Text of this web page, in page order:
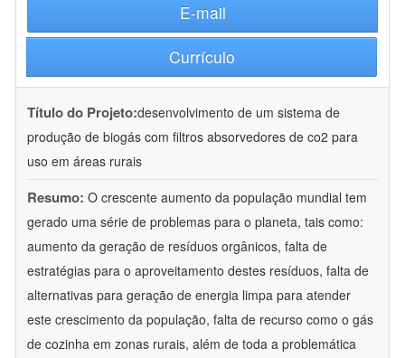
E-mail
Currículo
Título do Projeto:desenvolvimento de um sistema de
produção de biogás com filtros absorvedores de co2 para
uso em áreas rurais
Resumo: O crescente aumento da população mundial tem
gerado uma série de problemas para o planeta, tais como:
aumento da geração de resíduos orgânicos, falta de
estratégias para o aproveitamento destes resíduos, falta de
alternativas para geração de energia limpa para atender
este crescimento da população, falta de recurso como o gás
de cozinha em zonas rurais, além de toda a problemática